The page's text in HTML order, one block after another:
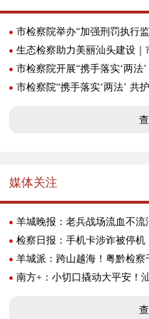
市检察院举办“加强刑罚执行监督，维护社
生态检察助力美丽汕头建设｜市检
市检察院开展“携手落实‘两法
市检察院“携手落实‘两法’ 共
媒体关注
羊城晚报：老兵战场流血不
检察日报：手机卡涉诈被停机
羊城派：跨山越海！粤黔检察
南方+：小切口撬动大平安！